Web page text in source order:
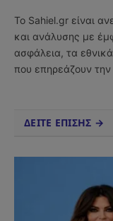
Το Sahiel.gr είναι
και ανάλυσης με
ασφάλεια, τα εθνικά
που επηρεάζουν
ΔΕΙΤΕ ΕΠΙΣΗΣ →